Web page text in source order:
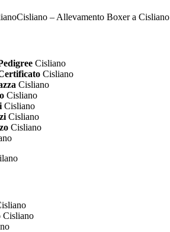
Cisliano – Allevamento Boxer a Cisliano
Cisliano
Cisliano
Cisliano
Cisliano
Cisliano
Cisliano
Cisliano
Cisliano